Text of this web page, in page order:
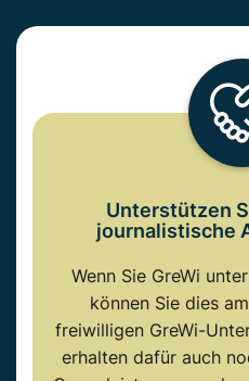
Unterstützen
journalistische
Wenn Sie GreWi
können Sie dies
freiwilligen GreWi-
erhalten dafür auch